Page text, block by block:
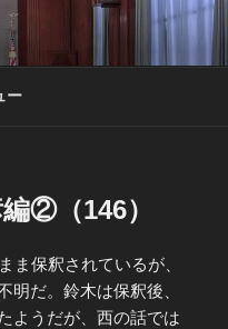
ー
②（146）
ま保釈されているが、
明だ。鈴木は保釈後、
ようだが、西の話では